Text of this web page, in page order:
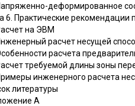
деформированное
6. Практические рекомендации
на ЭВМ
расчет несущей
расчета
требуемой длины зоны
инженерного расчета
литературы
А